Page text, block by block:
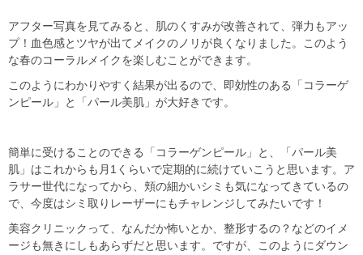
アフター写真を見てみると、肌のくすみが改善されて、弾力もアッ
プ！血色感とツヤが出てメイクのノリが良くなりました。このよう
な春のコーラルメイクを楽しむことができます。
このようにわかりやすく結果が出るので、即効性のある「コラーゲ
ンピール」と「パール美肌」が大好きです。
簡単に受けることのできる「コラーゲンピール」と、「パール美
肌」はこれからも月1くらいで定期的に続けていこうと思います。ア
ラサー世代になってから、頬の細かいシミも気になってきているの
で、今度はシミ取りレーザーにもチャレンジしてみたいです！
美容クリニックって、なんだか怖いとか、整形するの？などのイメ
ージも無きにしもあらずだと思います。ですが、このようにダウン